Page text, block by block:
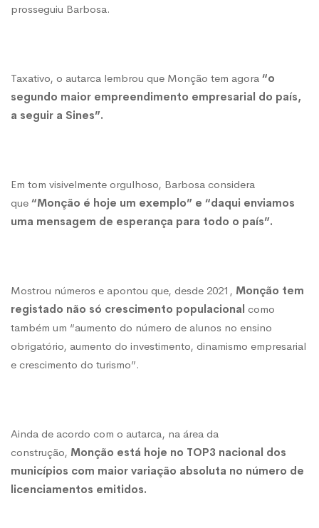
prosseguiu Barbosa.
Taxativo, o autarca lembrou que Monção tem agora “o
segundo maior empreendimento empresarial do país,
a seguir a Sines”.
Em tom visivelmente orgulhoso, Barbosa considera
que “Monção é hoje um exemplo” e “daqui enviamos
uma mensagem de esperança para todo o país”.
Mostrou números e apontou que, desde 2021, Monção tem
registado não só crescimento populacional como
também um “aumento do número de alunos no ensino
obrigatório, aumento do investimento, dinamismo empresarial
e crescimento do turismo”.
Ainda de acordo com o autarca, na área da
construção, Monção está hoje no TOP3 nacional dos
municípios com maior variação absoluta no número de
licenciamentos emitidos.